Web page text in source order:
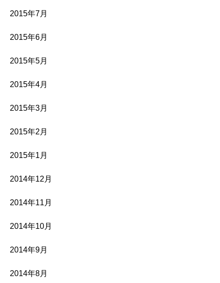
2015年7月
2015年6月
2015年5月
2015年4月
2015年3月
2015年2月
2015年1月
2014年12月
2014年11月
2014年10月
2014年9月
2014年8月